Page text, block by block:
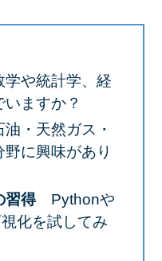
学や統計学、経
ますか？
油・天然ガス・
に興味があり
習得 Pythonや
化を試してみ